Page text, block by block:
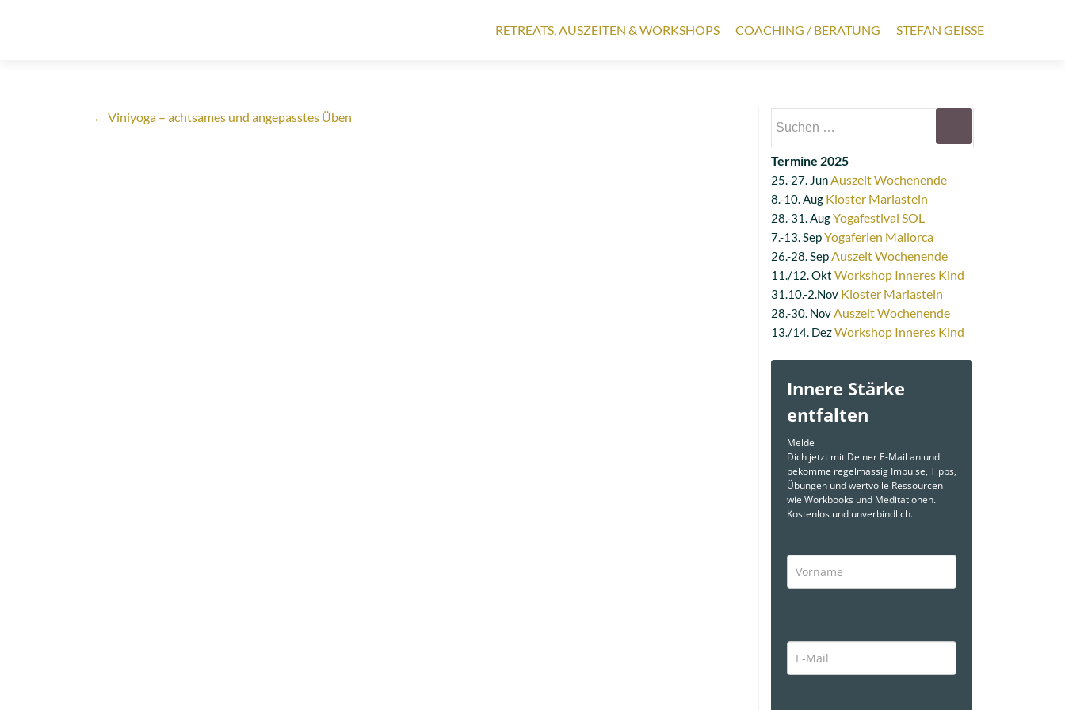
RETREATS, AUSZEITEN & WORKSHOPS COACHING / BERATUNG STEFAN GEISSE
← Viniyoga – achtsames und angepasstes Üben
Termine 2025
25.-27. JunAuszeit Wochenende
8.-10. Aug Kloster Mariastein
28.-31. AugYogafestival SOL
7.-13. SepYogaferien Mallorca
26.-28. SepAuszeit Wochenende
11./12. Okt Workshop Inneres Kind
31.10.-2.Nov Kloster Mariastein
28.-30. NovAuszeit Wochenende
13./14. DezWorkshop Inneres Kind
Innere Stärke
entfalten
Melde
Dich jetzt mit Deiner E-Mail an und
bekomme regelmässig Impulse, Tipps,
Übungen und wertvolle Ressourcen
wie Workbooks und Meditationen.
Kostenlos und unverbindlich.